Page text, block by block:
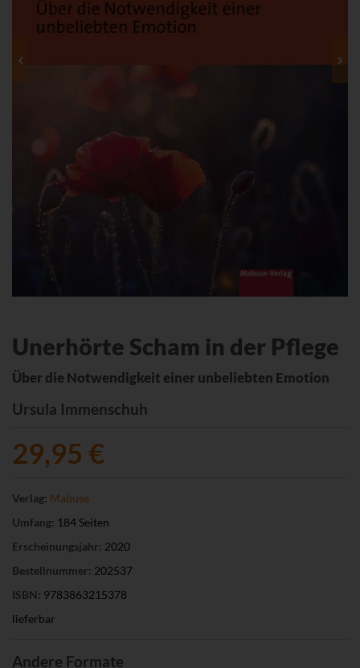
Unerhörte Scham in der Pflege
Über die Notwendigkeit einer unbeliebten Emotion
Ursula Immenschuh
29,95 €
Verlag: Mabuse
Umfang: 184 Seiten
Erscheinungsjahr: 2020
Bestellnummer: 202537
ISBN: 9783863215378
lieferbar
Andere Formate